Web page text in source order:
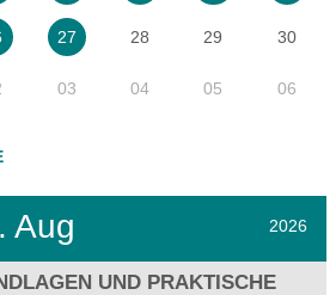
27 28 29 30
03 04 05 06
Aug 2026
UND PRAKTISCHE